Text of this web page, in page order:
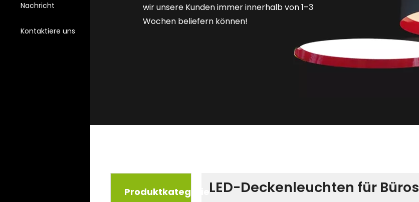
Nachricht
Kontaktiere uns
wir unsere Kunden immer innerhalb von 1–3
Wochen beliefern können!
Produktkategorie LED-Deckenleuchten für Büros